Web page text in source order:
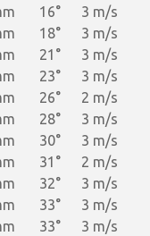
16°
3 m/s
18°
3 m/s
21°
3 m/s
23°
3 m/s
26°
2 m/s
28°
3 m/s
30°
3 m/s
31°
2 m/s
32°
3 m/s
33°
3 m/s
33°
3 m/s